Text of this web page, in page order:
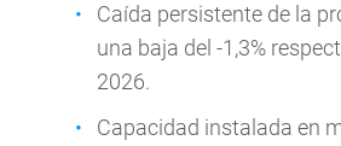
Caída persistente de la
una baja del -1,3%
2026.
Capacidad instalada en